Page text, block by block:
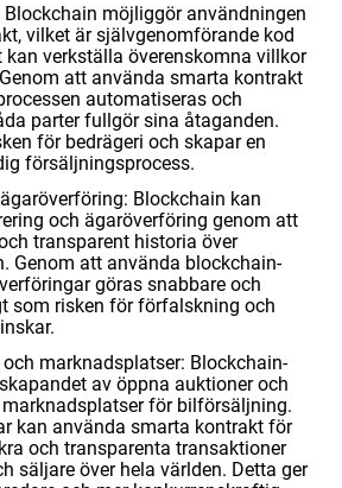
möjliggör användningen
vilket är självgenomförande kod
verkställa överenskomna villkor
att använda smarta kontrakt
automatiseras och
parter fullgör sina åtaganden.
för bedrägeri och skapar en
försäljningsprocess.
Blockchain kan
och ägaröverföring genom att
transparent historia över
Genom att använda blockchain-
göras snabbare och
som risken för förfalskning och
marknadsplatser: Blockchain-
av öppna auktioner och
för bilförsäljning.
kan använda smarta kontrakt för
och transparenta transaktioner
säljare över hela världen. Detta ger